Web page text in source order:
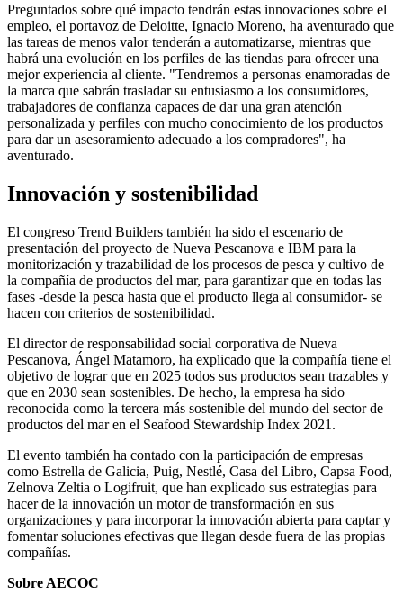
Preguntados sobre qué impacto tendrán estas innovaciones sobre el
empleo, el portavoz de Deloitte, Ignacio Moreno, ha aventurado que
las tareas de menos valor tenderán a automatizarse, mientras que
habrá una evolución en los perfiles de las tiendas para ofrecer una
mejor experiencia al cliente. "Tendremos a personas enamoradas de
la marca que sabrán trasladar su entusiasmo a los consumidores,
trabajadores de confianza capaces de dar una gran atención
personalizada y perfiles con mucho conocimiento de los productos
para dar un asesoramiento adecuado a los compradores", ha
aventurado.
Innovación y sostenibilidad
El congreso Trend Builders también ha sido el escenario de
presentación del proyecto de Nueva Pescanova e IBM para la
monitorización y trazabilidad de los procesos de pesca y cultivo de
la compañía de productos del mar, para garantizar que en todas las
fases -desde la pesca hasta que el producto llega al consumidor- se
hacen con criterios de sostenibilidad.
El director de responsabilidad social corporativa de Nueva
Pescanova, Ángel Matamoro, ha explicado que la compañía tiene el
objetivo de lograr que en 2025 todos sus productos sean trazables y
que en 2030 sean sostenibles. De hecho, la empresa ha sido
reconocida como la tercera más sostenible del mundo del sector de
productos del mar en el Seafood Stewardship Index 2021.
El evento también ha contado con la participación de empresas
como Estrella de Galicia, Puig, Nestlé, Casa del Libro, Capsa Food,
Zelnova Zeltia o Logifruit, que han explicado sus estrategias para
hacer de la innovación un motor de transformación en sus
organizaciones y para incorporar la innovación abierta para captar y
fomentar soluciones efectivas que llegan desde fuera de las propias
compañías.
Sobre AECOC